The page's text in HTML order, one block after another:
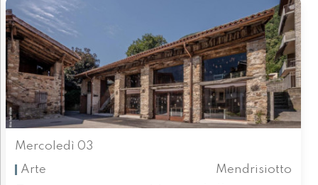
Mercoledì 03
Arte
Mendrisiotto